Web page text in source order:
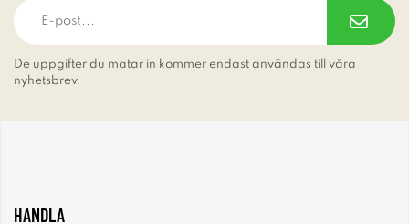
De uppgifter du matar in kommer endast användas till våra
nyhetsbrev.
HANDLA